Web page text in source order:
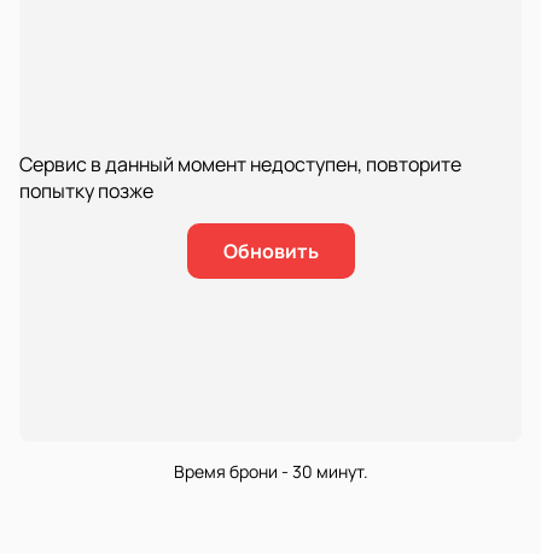
Сервис в данный момент недоступен, повторите
попытку позже
Обновить
Время брони - 30 минут.